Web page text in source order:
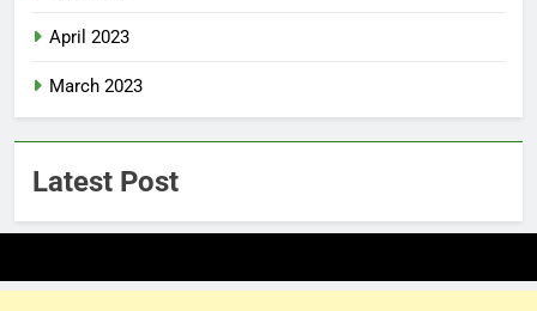
April 2023
March 2023
Latest Post